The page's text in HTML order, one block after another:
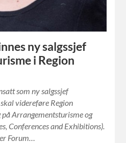
ny salgssjef
i Region
som ny salgssjef
videreføre Region
Arrangementsturisme og
Conferences and Exhibitions).
Forum…